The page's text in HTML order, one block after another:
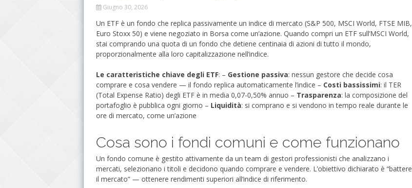
Giugno 30, 2026
Un ETF è un fondo che replica passivamente un indice di mercato (S&P 500, MSCI World, FTSE MIB,
Euro Stoxx 50) e viene negoziato in Borsa come un’azione. Quando compri un ETF sull’MSCI World,
stai comprando una quota di un fondo che detiene centinaia di azioni di tutto il mondo,
proporzionalmente alla loro capitalizzazione nell’indice.
Le caratteristiche chiave degli ETF: – Gestione passiva: nessun gestore che decide cosa
comprare e cosa vendere — il fondo replica automaticamente l’indice – Costi bassissimi: il TER
(Total Expense Ratio) degli ETF è in media 0,07-0,50% annuo – Trasparenza: la composizione del
portafoglio è pubblica ogni giorno – Liquidità: si comprano e si vendono in tempo reale durante le
ore di mercato, come un’azione
Cosa sono i fondi comuni e come funzionano
Un fondo comune è gestito attivamente da un team di gestori professionisti che analizzano i
mercati, selezionano i titoli e decidono quando comprare e vendere. L’obiettivo dichiarato è “battere
il mercato” — ottenere rendimenti superiori all’indice di riferimento.